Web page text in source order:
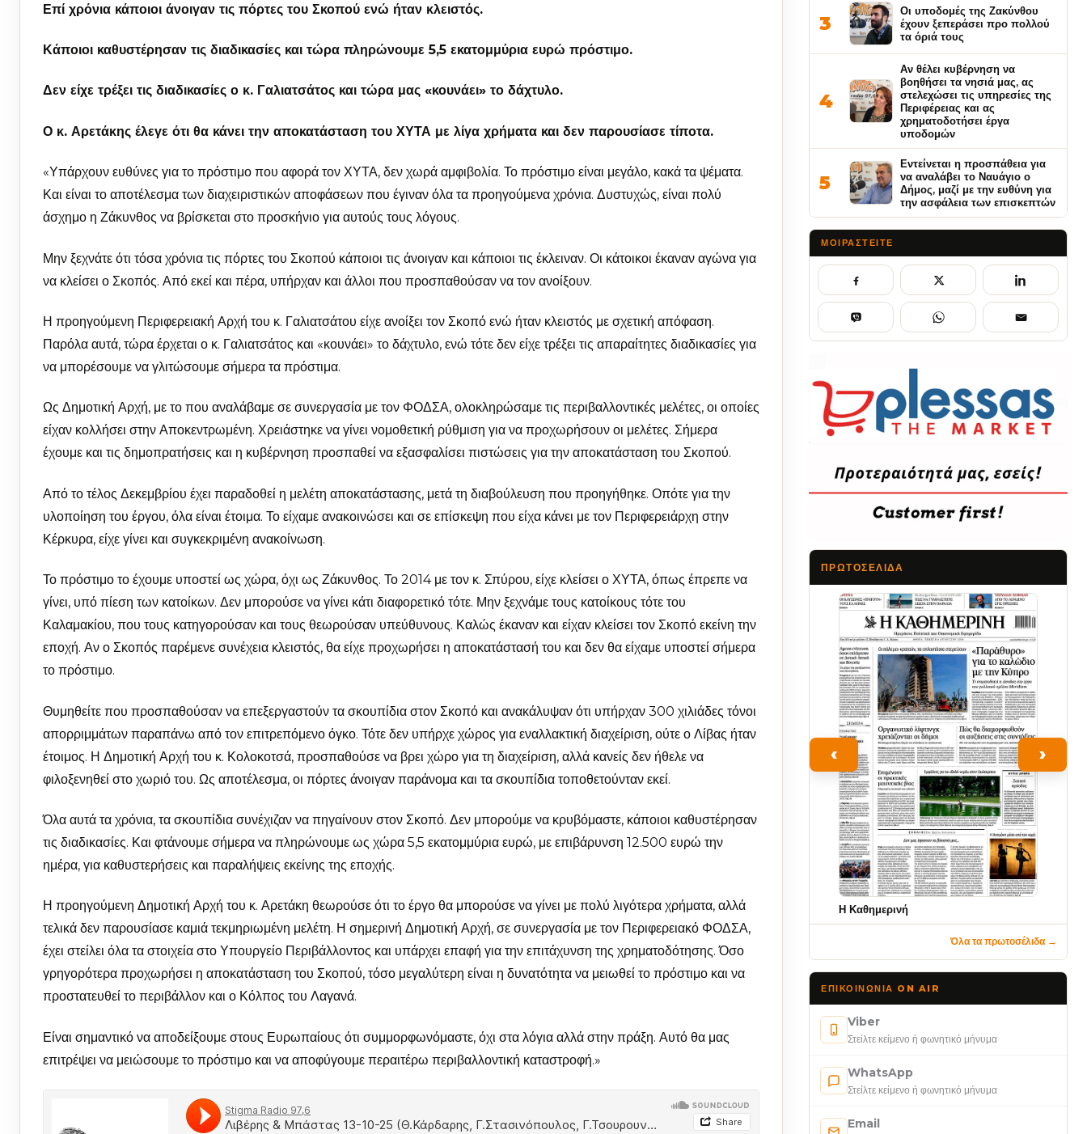
Επί χρόνια κάποιοι άνοιγαν τις πόρτες του Σκοπού ενώ ήταν κλειστός.
Κάποιοι καθυστέρησαν τις διαδικασίες και τώρα πληρώνουμε 5,5 εκατομμύρια ευρώ πρόστιμο.
Δεν είχε τρέξει τις διαδικασίες ο κ. Γαλιατσάτος και τώρα μας «κουνάει» το δάχτυλο.
Ο κ. Αρετάκης έλεγε ότι θα κάνει την αποκατάσταση του ΧΥΤΑ με λίγα χρήματα και δεν παρουσίασε τίποτα.
«Υπάρχουν ευθύνες για το πρόστιμο που αφορά τον ΧΥΤΑ, δεν χωρά αμφιβολία. Το πρόστιμο είναι μεγάλο, κακά τα ψέματα.
Και είναι το αποτέλεσμα των διαχειριστικών αποφάσεων που έγιναν όλα τα προηγούμενα χρόνια. Δυστυχώς, είναι πολύ
άσχημο η Ζάκυνθος να βρίσκεται στο προσκήνιο για αυτούς τους λόγους.
Μην ξεχνάτε ότι τόσα χρόνια τις πόρτες του Σκοπού κάποιοι τις άνοιγαν και κάποιοι τις έκλειναν. Οι κάτοικοι έκαναν αγώνα για
να κλείσει ο Σκοπός. Από εκεί και πέρα, υπήρχαν και άλλοι που προσπαθούσαν να τον ανοίξουν.
Η προηγούμενη Περιφερειακή Αρχή του κ. Γαλιατσάτου είχε ανοίξει τον Σκοπό ενώ ήταν κλειστός με σχετική απόφαση.
Παρόλα αυτά, τώρα έρχεται ο κ. Γαλιατσάτος και «κουνάει» το δάχτυλο, ενώ τότε δεν είχε τρέξει τις απαραίτητες διαδικασίες για
να μπορέσουμε να γλιτώσουμε σήμερα τα πρόστιμα.
Ως Δημοτική Αρχή, με το που αναλάβαμε σε συνεργασία με τον ΦΟΔΣΑ, ολοκληρώσαμε τις περιβαλλοντικές μελέτες, οι οποίες
είχαν κολλήσει στην Αποκεντρωμένη. Χρειάστηκε να γίνει νομοθετική ρύθμιση για να προχωρήσουν οι μελέτες. Σήμερα
έχουμε και τις δημοπρατήσεις και η κυβέρνηση προσπαθεί να εξασφαλίσει πιστώσεις για την αποκατάσταση του Σκοπού.
Από το τέλος Δεκεμβρίου έχει παραδοθεί η μελέτη αποκατάστασης, μετά τη διαβούλευση που προηγήθηκε. Οπότε για την
υλοποίηση του έργου, όλα είναι έτοιμα. Το είχαμε ανακοινώσει και σε επίσκεψη που είχα κάνει με τον Περιφερειάρχη στην
Κέρκυρα, είχε γίνει και συγκεκριμένη ανακοίνωση.
Το πρόστιμο το έχουμε υποστεί ως χώρα, όχι ως Ζάκυνθος. Το 2014 με τον κ. Σπύρου, είχε κλείσει ο ΧΥΤΑ, όπως έπρεπε να
γίνει, υπό πίεση των κατοίκων. Δεν μπορούσε να γίνει κάτι διαφορετικό τότε. Μην ξεχνάμε τους κατοίκους τότε του
Καλαμακίου, που τους κατηγορούσαν και τους θεωρούσαν υπεύθυνους. Καλώς έκαναν και είχαν κλείσει τον Σκοπό εκείνη την
εποχή. Αν ο Σκοπός παρέμενε συνέχεια κλειστός, θα είχε προχωρήσει η αποκατάστασή του και δεν θα είχαμε υποστεί σήμερα
το πρόστιμο.
Θυμηθείτε που προσπαθούσαν να επεξεργαστούν τα σκουπίδια στον Σκοπό και ανακάλυψαν ότι υπήρχαν 300 χιλιάδες τόνοι
απορριμμάτων παραπάνω από τον επιτρεπόμενο όγκο. Τότε δεν υπήρχε χώρος για εναλλακτική διαχείριση, ούτε ο Λίβας ήταν
έτοιμος. Η Δημοτική Αρχή του κ. Κολοκοτσά, προσπαθούσε να βρει χώρο για τη διαχείριση, αλλά κανείς δεν ήθελε να
φιλοξενηθεί στο χωριό του. Ως αποτέλεσμα, οι πόρτες άνοιγαν παράνομα και τα σκουπίδια τοποθετούνταν εκεί.
Όλα αυτά τα χρόνια, τα σκουπίδια συνέχιζαν να πηγαίνουν στον Σκοπό. Δεν μπορούμε να κρυβόμαστε, κάποιοι καθυστέρησαν
τις διαδικασίες. Και φτάνουμε σήμερα να πληρώνουμε ως χώρα 5,5 εκατομμύρια ευρώ, με επιβάρυνση 12.500 ευρώ την
ημέρα, για καθυστερήσεις και παραλήψεις εκείνης της εποχής.
Η προηγούμενη Δημοτική Αρχή του κ. Αρετάκη θεωρούσε ότι το έργο θα μπορούσε να γίνει με πολύ λιγότερα χρήματα, αλλά
τελικά δεν παρουσίασε καμιά τεκμηριωμένη μελέτη. Η σημερινή Δημοτική Αρχή, σε συνεργασία με τον Περιφερειακό ΦΟΔΣΑ,
έχει στείλει όλα τα στοιχεία στο Υπουργείο Περιβάλλοντος και υπάρχει επαφή για την επιτάχυνση της χρηματοδότησης. Όσο
γρηγορότερα προχωρήσει η αποκατάσταση του Σκοπού, τόσο μεγαλύτερη είναι η δυνατότητα να μειωθεί το πρόστιμο και να
προστατευθεί το περιβάλλον και ο Κόλπος του Λαγανά.
Είναι σημαντικό να αποδείξουμε στους Ευρωπαίους ότι συμμορφωνόμαστε, όχι στα λόγια αλλά στην πράξη. Αυτό θα μας
επιτρέψει να μειώσουμε το πρόστιμο και να αποφύγουμε περαιτέρω περιβαλλοντική καταστροφή.»
3
Οι υποδομές της Ζακύνθου
έχουν ξεπεράσει προ πολλού
τα όριά τους
4
Αν θέλει κυβέρνηση να
βοηθήσει τα νησιά μας, ας
στελεχώσει τις υπηρεσίες της
Περιφέρειας και ας
χρηματοδοτήσει έργα
υποδομών
5
Εντείνεται η προσπάθεια για
να αναλάβει το Ναυάγιο ο
Δήμος, μαζί με την ευθύνη για
την ασφάλεια των επισκεπτών
ΜΟΙΡΑΣΤΕΊΤΕ
ΠΡΩΤΟΣΈΛΙΔΑ
‹
Η Καθημερινή
›
Όλα τα πρωτοσέλιδα →
ΕΠΙΚΟΙΝΩΝΊΑ ON AIR
Viber
Στείλτε κείμενο ή φωνητικό μήνυμα
WhatsApp
Στείλτε κείμενο ή φωνητικό μήνυμα
Email